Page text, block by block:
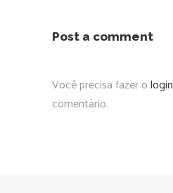
Post a comment
Você precisa fazer ologin
comentário.